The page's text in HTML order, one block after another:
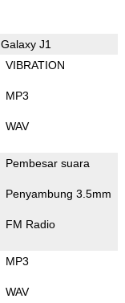
Galaxy J1
VIBRATION
MP3
WAV
Pembesar suara
Penyambung 3.5mm
FM Radio
MP3
WAV